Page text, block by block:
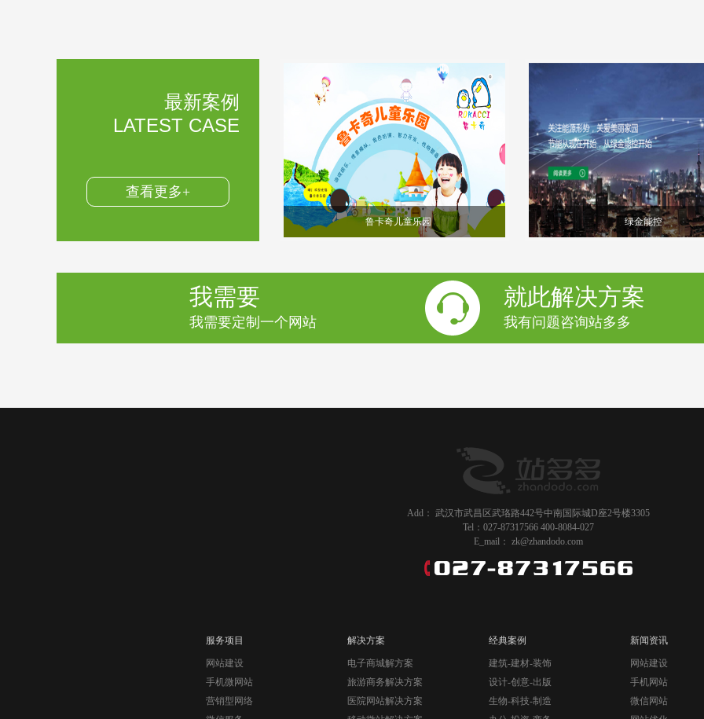
最新案例
LATEST CASE
查看更多+
鲁卡奇儿童乐园 绿金能控
我需要
我需要定制一个网站
就此解决方案
我有问题咨询站多多
Add： 武汉市武昌区武珞路442号中南国际城D座2号楼3305
Tel：027-87317566 400-8084-027
E_mail： zk@zhandodo.com
服务项目
网站建设
手机微网站
营销型网络
解决方案
电子商城解方案
旅游商务解决方案
医院网站解决方案
经典案例
建筑-建材-装饰
设计-创意-出版
生物-科技-制造
新闻资讯
网站建设
手机网站
微信网站